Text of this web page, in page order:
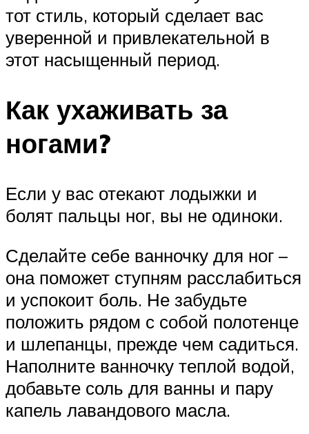
тот стиль, который сделает вас
уверенной и привлекательной в
этот насыщенный период.
Как ухаживать за
ногами?
Если у вас отекают лодыжки и
болят пальцы ног, вы не одиноки.
Сделайте себе ванночку для ног –
она поможет ступням расслабиться
и успокоит боль. Не забудьте
положить рядом с собой полотенце
и шлепанцы, прежде чем садиться.
Наполните ванночку теплой водой,
добавьте соль для ванны и пару
капель лавандового масла.